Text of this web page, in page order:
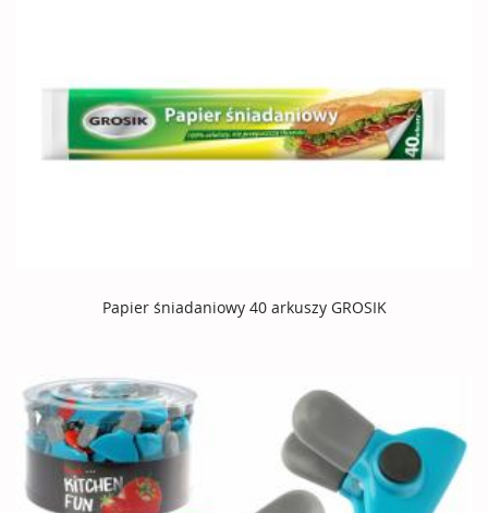
Papier śniadaniowy 40 arkuszy GROSIK